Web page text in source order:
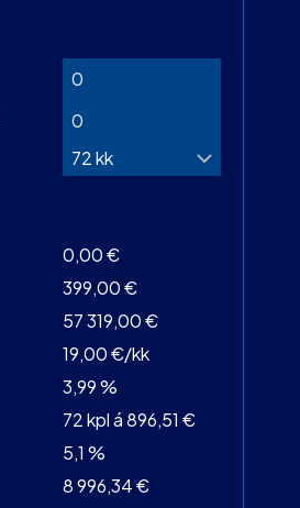
0,00 €
399,00 €
57 319,00 €
19,00 €/kk
3,99 %
72 kpl á 896,51 €
5,1 %
8 996,34 €